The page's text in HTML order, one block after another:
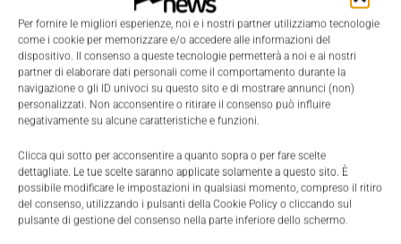
Per fornire le migliori esperienze, noi e i nostri partner utilizziamo tecnologie
come i cookie per memorizzare e/o accedere alle informazioni del
dispositivo. Il consenso a queste tecnologie permetterà a noi e ai nostri
partner di elaborare dati personali come il comportamento durante la
navigazione o gli ID univoci su questo sito e di mostrare annunci (non)
personalizzati. Non acconsentire o ritirare il consenso può influire
negativamente su alcune caratteristiche e funzioni.
Clicca qui sotto per acconsentire a quanto sopra o per fare scelte
dettagliate. Le tue scelte saranno applicate solamente a questo sito. È
possibile modificare le impostazioni in qualsiasi momento, compreso il ritiro
del consenso, utilizzando i pulsanti della Cookie Policy o cliccando sul
pulsante di gestione del consenso nella parte inferiore dello schermo.
anno, saranno installati 35mila nuovi robot per
impieghi industriali. Ma, a breve, addirittura 3,5
milioni di apparecchiature 'invaderanno' il mondo
privato, con soluzioni destinate al servizio dell'uomo
nelle situazioni di vita quotidiana. In attesa
sono oggi un'autentica realtà proprio nel mondo
produttivo. Al punto che, una delle applicazioni più
affascinanti, basata su sistemi di scannerizzazione